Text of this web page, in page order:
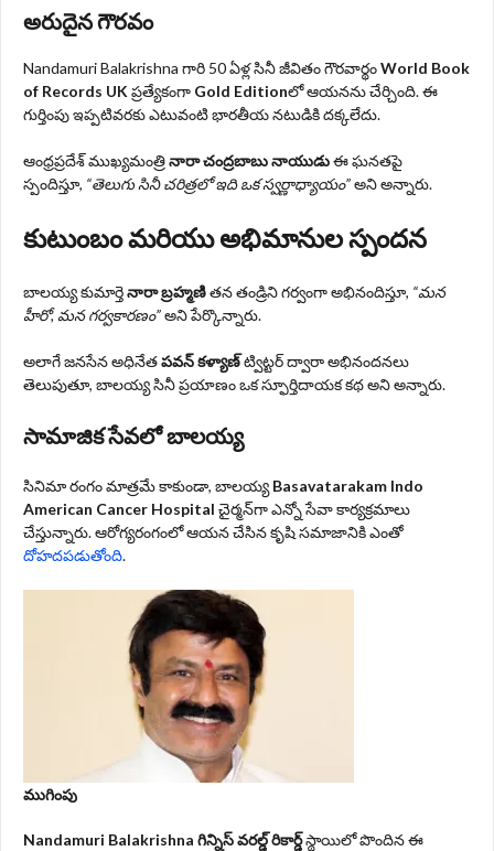
అరుదైన గౌరవం
Nandamuri Balakrishna గారి 50 ఏళ్ల సినీ జీవితం గౌరవార్థంWorld Book
of Records UK ప్రత్యేకంగా Gold Editionలో ఆయనను చేర్చింది. ఈ
గుర్తింపు ఇప్పటివరకు ఎటువంటి భారతీయ నటుడికి దక్కలేదు.
ఆంధ్రప్రదేశ్ ముఖ్యమంత్రినారా చంద్రబాబు నాయుడుఈ ఘనతపై
స్పందిస్తూ, “తెలుగు సినీ చరిత్రలో ఇది ఒక స్వర్ణాధ్యాయం”అని అన్నారు.
కుటుంబం మరియు అభిమానుల స్పందన
బాలయ్య కుమార్తెనారా బ్రహ్మణితన తండ్రిని గర్వంగా అభినందిస్తూ, “మన
హీరో, మన గర్వకారణం”అని పేర్కొన్నారు.
అలాగే జనసేన అధినేతపవన్ కళ్యాణ్ట్విట్టర్ ద్వారా అభినందనలు
తెలుపుతూ, బాలయ్య సినీ ప్రయాణం ఒక స్ఫూర్తిదాయక కథ అని అన్నారు.
సామాజిక సేవలో బాలయ్య
సినిమా రంగం మాత్రమే కాకుండా, బాలయ్య Basavatarakam Indo
American Cancer Hospital చైర్మన్‌గా ఎన్నో సేవా కార్యక్రమాలు
చేస్తున్నారు. ఆరోగ్యరంగంలో ఆయన చేసిన కృషి సమాజానికి ఎంతో
దోహదపడుతోంది.
ముగింపు
Nandamuri Balakrishna గిన్నిస్ వరల్డ్ రికార్డ్స్థాయిలో పొందిన ఈ